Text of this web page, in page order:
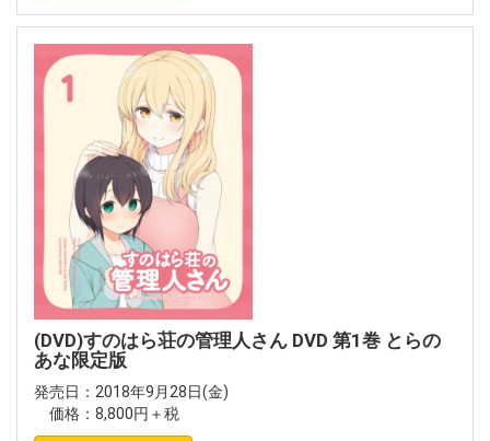
(DVD)すのはら荘の管理人さん DVD 第1巻 とらの
あな限定版
発売日：2018年9月28日(金)
価格：8,800円＋税